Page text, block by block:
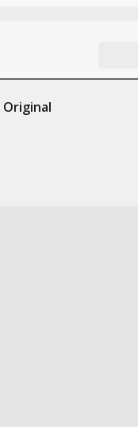
Original